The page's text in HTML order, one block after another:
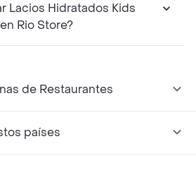
Lacios Hidratados Kids
Rio Store?
de Restaurantes
países